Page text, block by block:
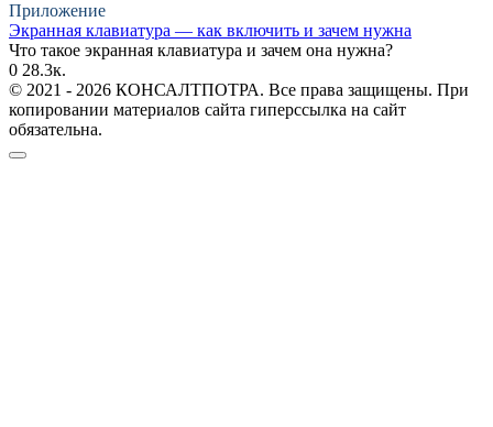
Приложение
Экранная клавиатура — как включить и зачем нужна
Что такое экранная клавиатура и зачем она нужна?
0 28.3к.
© 2021 - 2026 КОНСАЛТПОТРА. Все права защищены. При
копировании материалов сайта гиперссылка на сайт
обязательна.